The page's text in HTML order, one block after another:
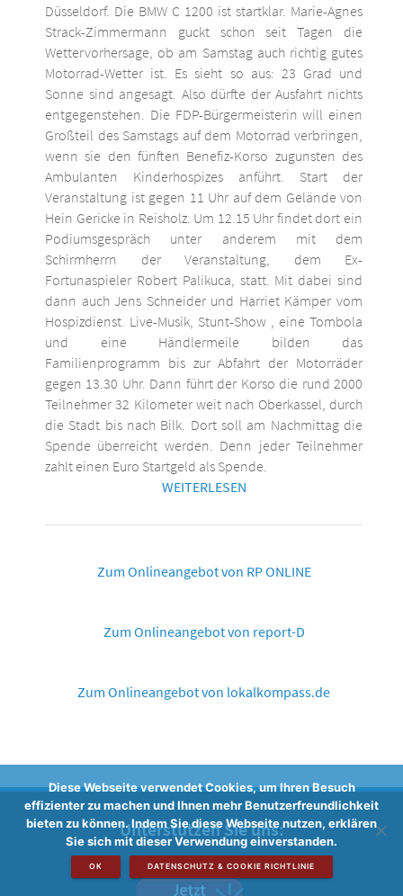
Düsseldorf. Die BMW C 1200 ist startklar. Marie-Agnes
Strack-Zimmermann guckt schon seit Tagen die
Wettervorhersage, ob am Samstag auch richtig gutes
Motorrad-Wetter ist. Es sieht so aus: 23 Grad und
Sonne sind angesagt. Also dürfte der Ausfahrt nichts
entgegenstehen. Die FDP-Bürgermeisterin will einen
Großteil des Samstags auf dem Motorrad verbringen,
wenn sie den fünften Benefiz-Korso zugunsten des
Ambulanten Kinderhospizes anführt. Start der
Veranstaltung ist gegen 11 Uhr auf dem Gelände von
Hein Gericke in Reisholz. Um 12.15 Uhr findet dort ein
Podiumsgespräch unter anderem mit dem
Schirmherrn der Veranstaltung, dem Ex-
Fortunaspieler Robert Palikuca, statt. Mit dabei sind
dann auch Jens Schneider und Harriet Kämper vom
Hospizdienst. Live-Musik, Stunt-Show , eine Tombola
und eine Händlermeile bilden das
Familienprogramm bis zur Abfahrt der Motorräder
gegen 13.30 Uhr. Dann führt der Korso die rund 2000
Teilnehmer 32 Kilometer weit nach Oberkassel, durch
die Stadt bis nach Bilk. Dort soll am Nachmittag die
Spende überreicht werden. Denn jeder Teilnehmer
zahlt einen Euro Startgeld als Spende.
WEITERLESEN
Zum Onlineangebot von RP ONLINE
Zum Onlineangebot von report-D
Zum Onlineangebot von lokalkompass.de
Unterstützen Sie uns:
Diese Webseite verwendet Cookies, um Ihren Besuch
effizienter zu machen und Ihnen mehr Benutzerfreundlichkeit
bieten zu können. Indem Sie diese Webseite nutzen, erklären
Sie sich mit dieser Verwendung einverstanden.
OK DATENSCHUTZ & COOKIE RICHTLINIE